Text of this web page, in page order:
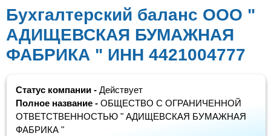
Бухгалтерский баланс ООО "
АДИЩЕВСКАЯ БУМАЖНАЯ
ФАБРИКА " ИНН 4421004777
Статус компании - Действует
Полное название - ОБЩЕСТВО С ОГРАНИЧЕННОЙ
ОТВЕТСТВЕННОСТЬЮ " АДИЩЕВСКАЯ БУМАЖНАЯ
ФАБРИКА "